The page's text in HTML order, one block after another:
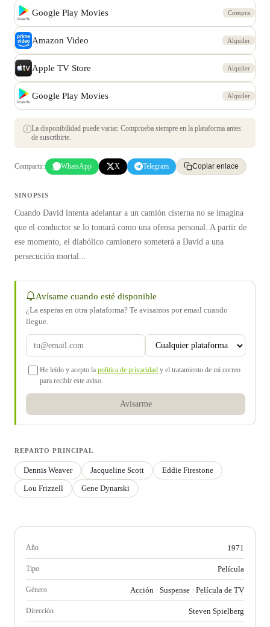
Google Play Movies Compra
Amazon Video Alquiler
Apple TV Store Alquiler
Google Play Movies Alquiler
La disponibilidad puede variar. Comprueba siempre en la plataforma antes
de suscribirte.
Compartir: WhatsApp X Telegram Copiar enlace
SINOPSIS
Cuando David intenta adelantar a un camión cisterna no se imagina
que el conductor se lo tomará como una ofensa personal. A partir de
ese momento, el diabólico camionero someterá a David a una
persecución mortal...
Avísame cuando esté disponible
¿La esperas en otra plataforma? Te avisamos por email cuando
llegue.
He leído y acepto la política de privacidad y el tratamiento de mi correo
para recibir este aviso.
Avisarme
REPARTO PRINCIPAL
Dennis Weaver Jacqueline Scott
Eddie Firestone
Lou Frizzell
Gene Dynarski
Año 1971
Tipo Película
Género Acción · Suspense · Película de TV
Dirección Steven Spielberg